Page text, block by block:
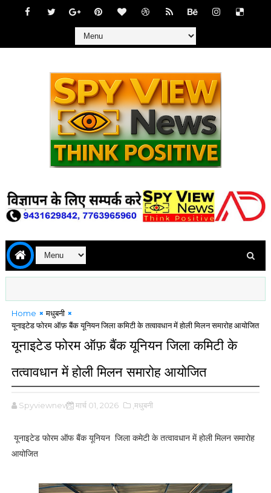
Home
मधुबनी
यूनाइटेड फोरम ऑफ़ बैंक यूनियन जिला कमिटी के तत्वावधान में होली मिलन समारोह आयोजित
यूनाइटेड फोरम ऑफ़ बैंक यूनियन जिला कमिटी के
तत्वावधान में होली मिलन समारोह आयोजित
Spyviewnews मार्च 01, 2026 ,मधुबनी
यूनाइटेड फोरम ऑफ बैंक यूनियन जिला कमेटी के तत्वावधान में होली मिलन समारोह
आयोजित